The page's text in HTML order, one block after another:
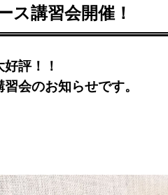
ス講習会開催！
評！！
会のお知らせです。